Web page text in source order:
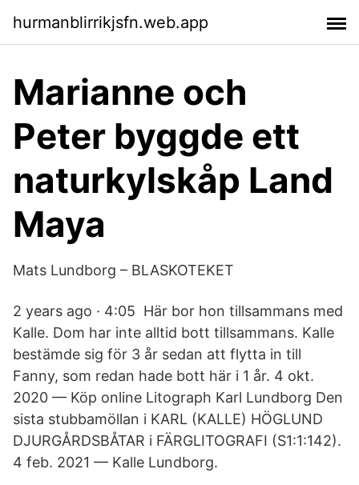
hurmanblirrikjsfn.web.app
Marianne och
Peter byggde ett
naturkylskåp Land
Maya
Mats Lundborg – BLASKOTEKET
2 years ago · 4:05 Här bor hon tillsammans med
Kalle. Dom har inte alltid bott tillsammans. Kalle
bestämde sig för 3 år sedan att flytta in till
Fanny, som redan hade bott här i 1 år. 4 okt.
2020 — Köp online Litograph Karl Lundborg Den
sista stubbamöllan i KARL (KALLE) HÖGLUND
DJURGÅRDSBÅTAR i FÄRGLITOGRAFI (S1:1:142).
4 feb. 2021 — Kalle Lundborg.